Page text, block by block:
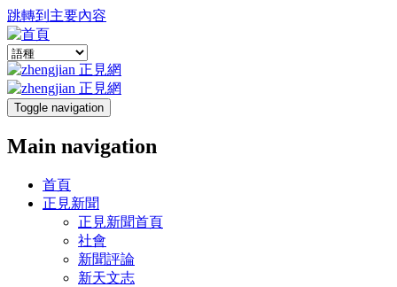
跳轉到主要內容
Toggle navigation
Main navigation
首頁
正見新聞
正見新聞首頁
社會
新聞評論
新天文志